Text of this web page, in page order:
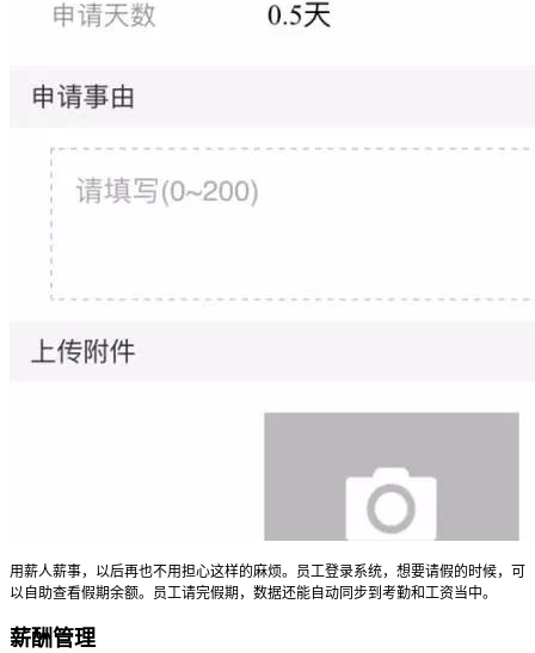
用薪人薪事，以后再也不用担心这样的麻烦。员工登录系统，想要请假的时候，可
以自助查看假期余额。员工请完假期，数据还能自动同步到考勤和工资当中。
薪酬管理